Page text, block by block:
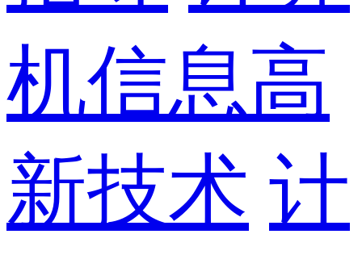
机信息高
新技术 计